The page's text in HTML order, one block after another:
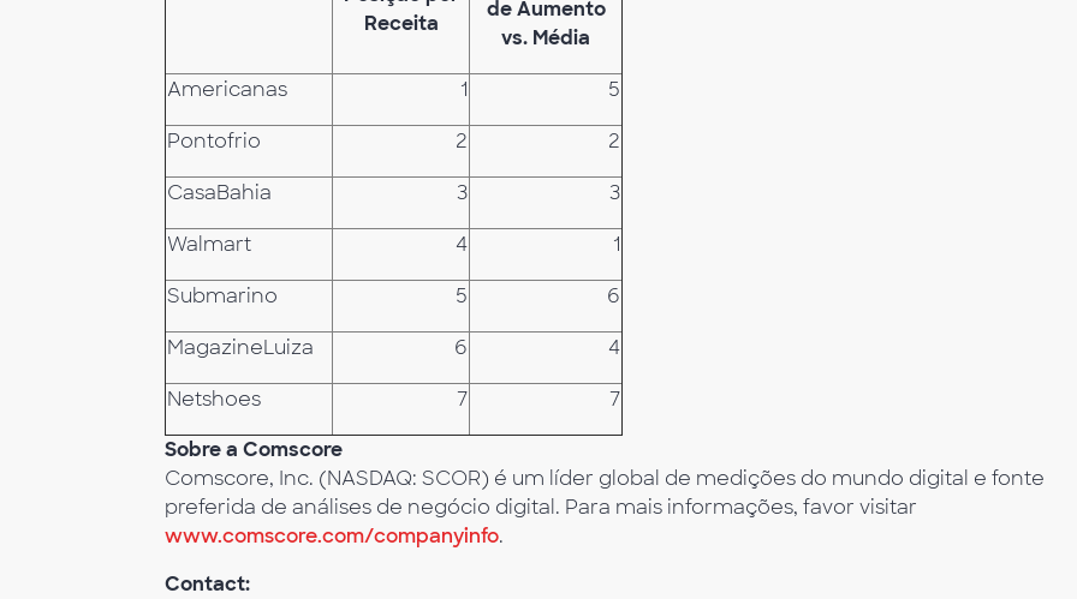
Receita
de Aumento
vs. Média
Americanas 1 5
Pontofrio 2 2
CasaBahia 3 3
Walmart 4 1
Submarino 5 6
MagazineLuiza 6 4
Netshoes 7
7
Sobre a Comscore
Comscore, Inc. (NASDAQ: SCOR) é um líder global de medições do mundo digital e fonte
preferida de análises de negócio digital. Para mais informações, favor visitar
www.comscore.com/companyinfo.
Contact: